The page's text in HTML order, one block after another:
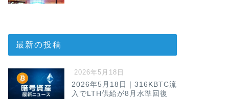
最新の投稿
2026年5月18日
2026年5月18日｜316KBTC流
入でLTH供給が8月水準回復